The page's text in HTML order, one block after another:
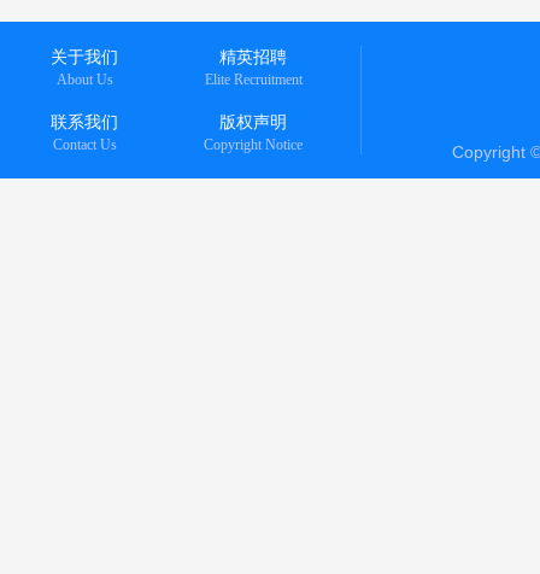
关于我们
About Us
精英招聘
Elite Recruitment
联系我们
Contact Us
版权声明
Copyright Notice Copyright